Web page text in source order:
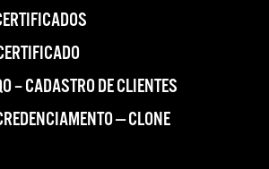
– CADASTRO DE CLIENTES
— CLONE